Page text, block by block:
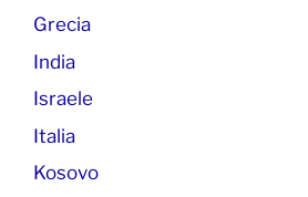
Grecia
India
Israele
Italia
Kosovo